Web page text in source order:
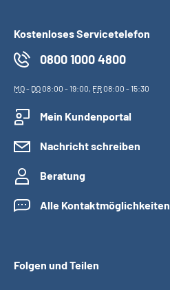
Kostenloses Servicetelefon
0800 1000 4800
MO- DO08:00 - 19:00, FR08:00 - 15:30
Mein Kundenportal
Nachricht schreiben
Beratung
Alle Kontaktmöglichkeiten
Folgen und Teilen